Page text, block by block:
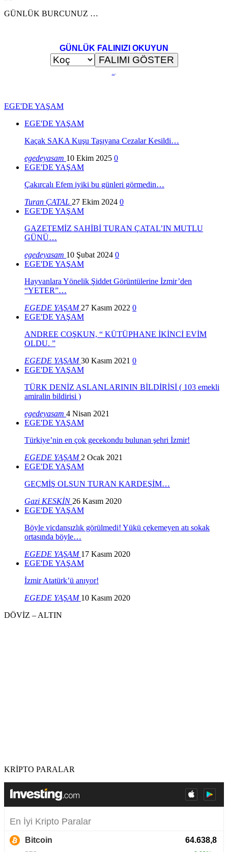
GÜNLÜK BURCUNUZ …
GÜNLÜK FALINIZI OKUYUN
EGE'DE YAŞAM
EGE'DE YAŞAM
Kaçak SAKA Kuşu Taşıyana Cezalar Kesildi…
egedeyasam 10 Ekim 2025 0
EGE'DE YAŞAM
Çakırcalı Efem iyiki bu günleri görmedin…
Turan ÇATAL 27 Ekim 2024 0
EGE'DE YAŞAM
GAZETEMİZ SAHİBİ TURAN ÇATAL’IN MUTLU
GÜNÜ…
egedeyasam 10 Şubat 2024 0
EGE'DE YAŞAM
Hayvanlara Yönelik Şiddet Görüntülerine İzmir’den
“YETER”…
EGEDE YAŞAM 27 Kasım 2022 0
EGE'DE YAŞAM
ANDREE COŞKUN, “ KÜTÜPHANE İKİNCİ EVİM
OLDU. ”
EGEDE YAŞAM30 Kasım 2021 0
EGE'DE YAŞAM
TÜRK DENİZ ASLANLARININ BİLDİRİSİ ( 103 emekli
amiralin bildirisi )
egedeyasam 4 Nisan 2021
EGE'DE YAŞAM
Türkiye’nin en çok gecekondu bulunan şehri İzmir!
EGEDE YAŞAM 2 Ocak 2021
EGE'DE YAŞAM
GEÇMİŞ OLSUN TURAN KARDEŞİM…
Gazi KESKİN 26 Kasım 2020
EGE'DE YAŞAM
Böyle vicdansızlık görülmedi! Yükü çekemeyen atı sokak
ortasında böyle…
EGEDE YAŞAM 17 Kasım 2020
EGE'DE YAŞAM
İzmir Atatürk’ü anıyor!
EGEDE YAŞAM 10 Kasım 2020
DÖVİZ – ALTIN
KRİPTO PARALAR